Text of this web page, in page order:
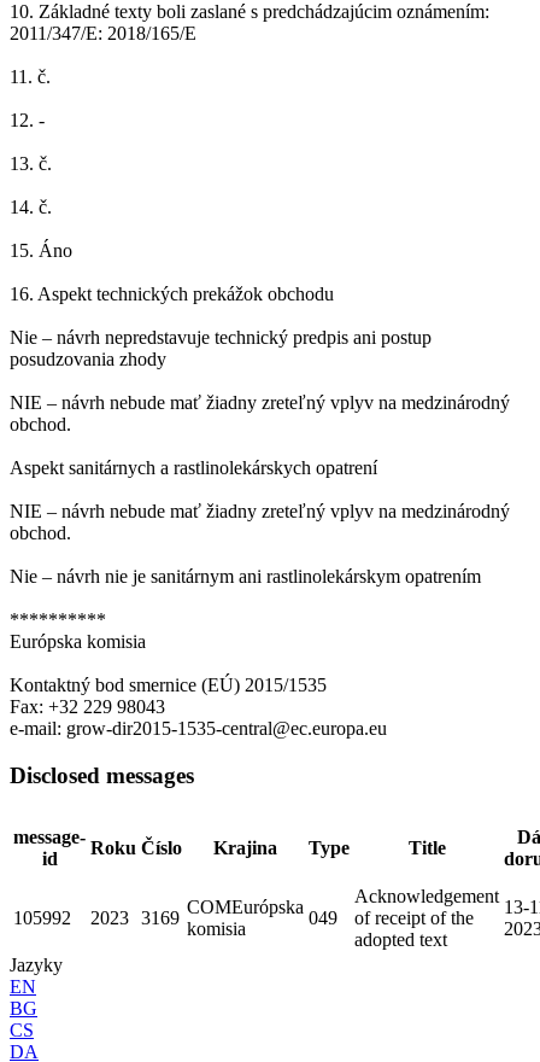
10. Základné texty boli zaslané s predchádzajúcim oznámením:
2011/347/E: 2018/165/E
11. č.
12. -
13. č.
14. č.
15. Áno
16. Aspekt technických prekážok obchodu
Nie – návrh nepredstavuje technický predpis ani postup
posudzovania zhody
NIE – návrh nebude mať žiadny zreteľný vplyv na medzinárodný
obchod.
Aspekt sanitárnych a rastlinolekárskych opatrení
NIE – návrh nebude mať žiadny zreteľný vplyv na medzinárodný
obchod.
Nie – návrh nie je sanitárnym ani rastlinolekárskym opatrením
**********
Európska komisia
Kontaktný bod smernice (EÚ) 2015/1535
Fax: +32 229 98043
e-mail: grow-dir2015-1535-central@ec.europa.eu
Disclosed messages
message-
id
Roku Číslo Krajina Type Title
105992 2023 3169
COMEurópska
komisia
049
Acknowledgement
of receipt of the
adopted text
13-
Jazyky
EN
BG
CS
DA